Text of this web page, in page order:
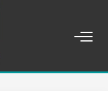
VENTE